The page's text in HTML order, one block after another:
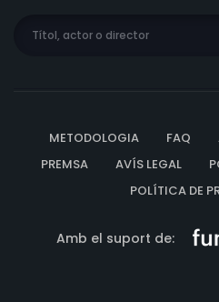
METODOLOGIA FAQ
PREMSA
AVÍS LEGAL
POLÍTICA DE
Amb el suport de: